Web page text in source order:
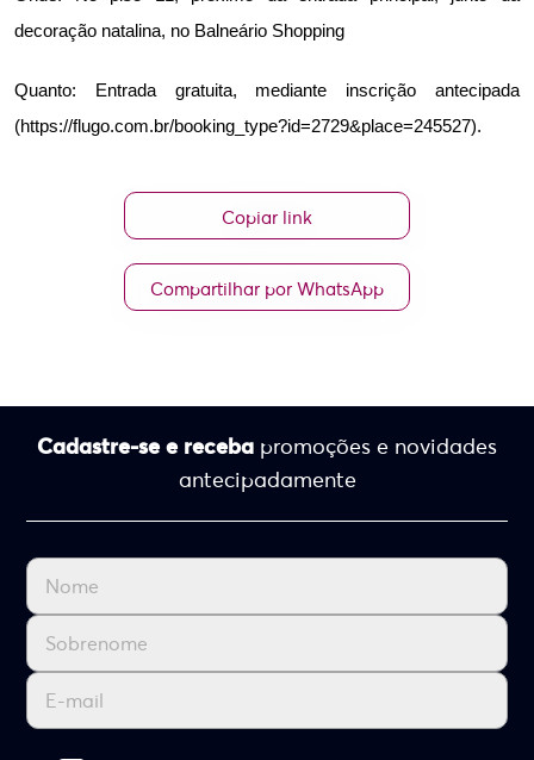
decoração natalina, no Balneário Shopping
Quanto: Entrada gratuita, mediante inscrição antecipada
(https://flugo.com.br/booking_type?id=2729&place=245527).
Copiar link
Compartilhar por WhatsApp
Cadastre-se e receba promoções e novidades
antecipadamente